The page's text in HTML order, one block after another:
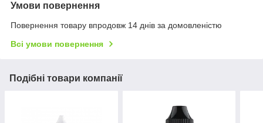
Умови повернення
Повернення товару впродовж 14 днів за домовленістю
Всі умови повернення
Подібні товари компанії